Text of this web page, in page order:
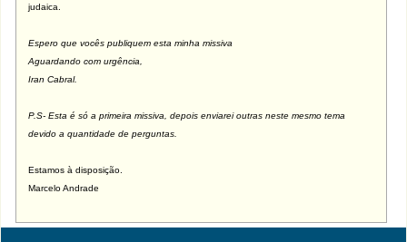
judaica.
Espero que vocês publiquem esta minha missiva
Aguardando com urgência,
Iran Cabral.
P.S- Esta é só a primeira missiva, depois enviarei outras neste mesmo tema
devido a quantidade de perguntas.
Estamos à disposição.
Marcelo Andrade